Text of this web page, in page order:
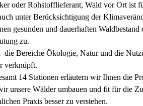
oder Rohstofflieferant, Wald vor Ort ist
unter Berücksichtigung der
gesunden und dauerhaften
zu.
Bereiche Ökologie, Natur und die
verknüpft.
14 Stationen erläutern wir Ihnen die
unsere Wälder umbauen und fit für die
Praxis besser zu verstehen.